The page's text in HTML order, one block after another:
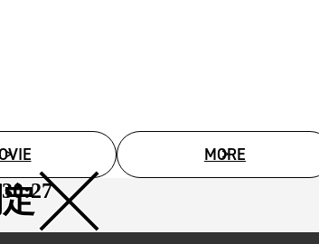
MORE